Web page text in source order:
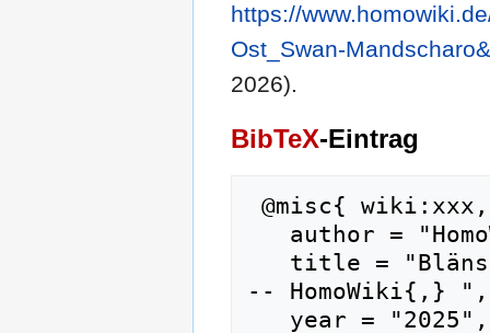
https://
Ost_Swan-
2026).
BibTeX-Eintrag
-- HomoWiki{,} ",